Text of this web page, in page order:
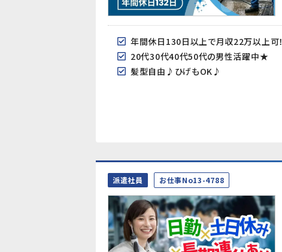
年間休日130日以上で月収22万以上可！
20代30代40代50代の男性活躍中★
髪型自由♪ひげもOK♪
派遣社員 お仕事No13-4788